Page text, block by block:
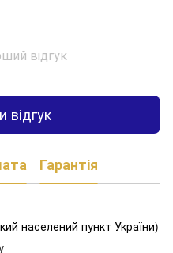
відгук
відгук
Гарантія
населений пункт України)